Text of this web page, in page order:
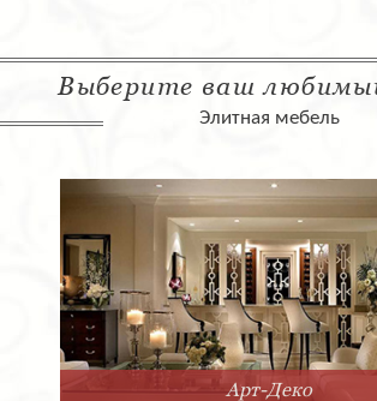
Выберите ваш
Элитная мебель
Арт-Деко